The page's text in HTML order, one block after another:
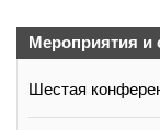
Мероприятия и
Шестая